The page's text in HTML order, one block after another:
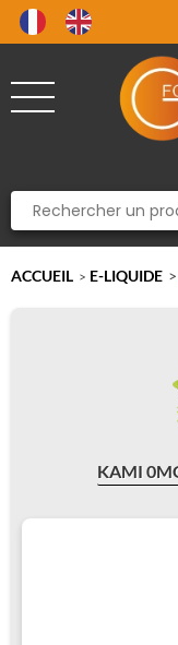
ACCUEIL > E-LIQUIDE >
KAMI